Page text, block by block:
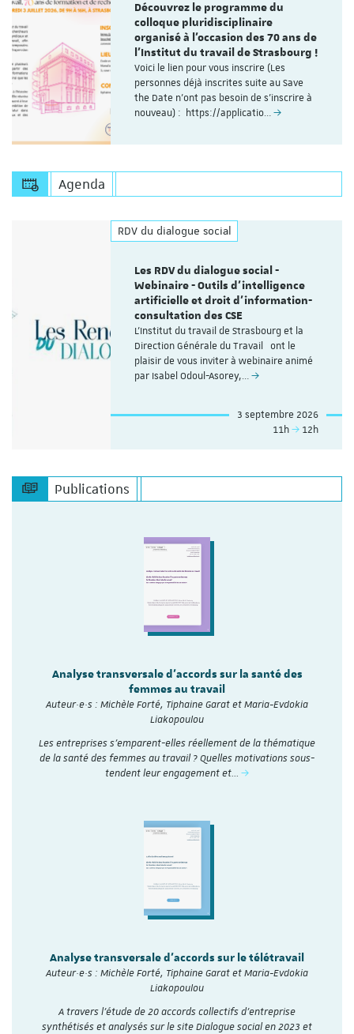
Découvrez le programme du
colloque pluridisciplinaire
organisé à l'occasion des 70 ans de
l'Institut du travail de Strasbourg !
Voici le lien pour vous inscrire (Les
personnes déjà inscrites suite au Save
the Date n'ont pas besoin de s'inscrire à
nouveau) : https://applicatio…
Agenda
RDV du dialogue social
Les RDV du dialogue social -
Webinaire - Outils d’intelligence
artificielle et droit d’information-
consultation des CSE
L'Institut du travail de Strasbourg et la
Direction Générale du Travail ont le
plaisir de vous inviter à webinaire animé
par Isabel Odoul-Asorey,…
3 septembre 2026
11h
12h
Publications
Analyse transversale d'accords sur la santé des
femmes au travail
Auteur·e·s : Michèle Forté, Tiphaine Garat et Maria-Evdokia
Liakopoulou
Les entreprises s’emparent-elles réellement de la thématique
de la santé des femmes au travail ? Quelles motivations sous-
tendent leur engagement et…
Analyse transversale d'accords sur le télétravail
Auteur·e·s : Michèle Forté, Tiphaine Garat et Maria-Evdokia
Liakopoulou
A travers l’étude de 20 accords collectifs d’entreprise
synthétisés et analysés sur le site Dialogue social en 2023 et